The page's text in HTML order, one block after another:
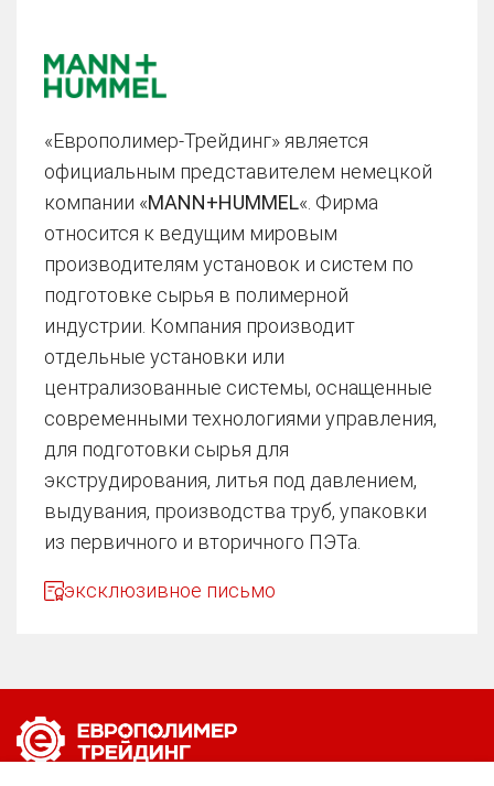
«Европолимер-Трейдинг» является
официальным представителем немецкой
компании «MANN+HUMMEL«. Фирма
относится к ведущим мировым
производителям установок и систем по
подготовке сырья в полимерной
индустрии. Компания производит
отдельные установки или
централизованные системы, оснащенные
современными технологиями управления,
для подготовки сырья для
экструдирования, литья под давлением,
выдувания, производства труб, упаковки
из первичного и вторичного ПЭТа.
эксклюзивное письмо